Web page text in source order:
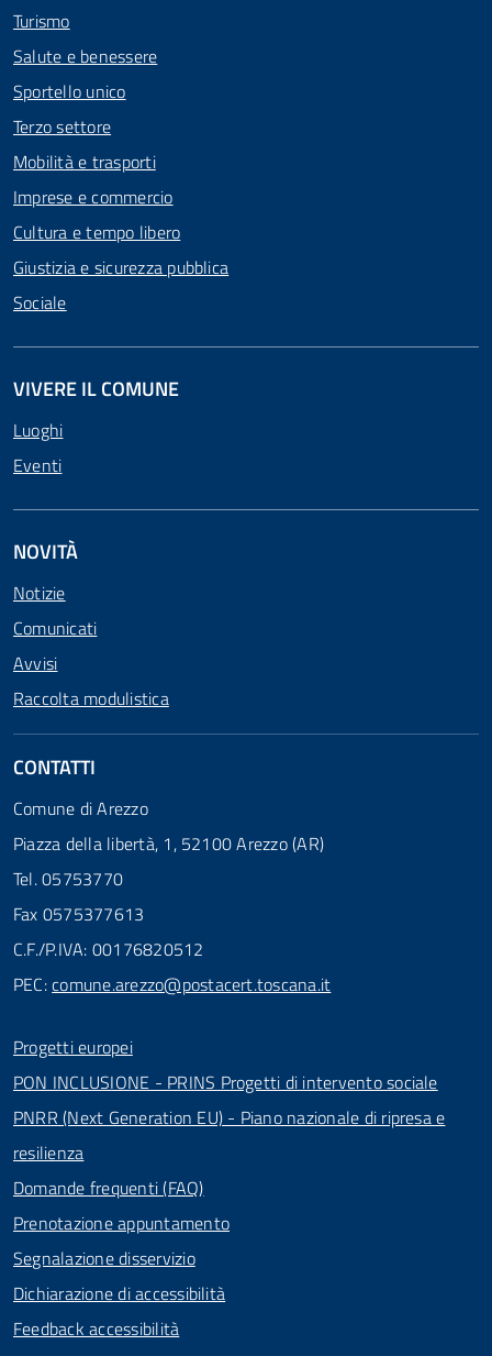
Turismo
Salute e benessere
Sportello unico
Terzo settore
Mobilità e trasporti
Imprese e commercio
Cultura e tempo libero
Giustizia e sicurezza pubblica
Sociale
VIVERE IL COMUNE
Luoghi
Eventi
NOVITÀ
Notizie
Comunicati
Avvisi
Raccolta modulistica
CONTATTI
Comune di Arezzo
Piazza della libertà, 1, 52100 Arezzo (AR)
Tel. 05753770
Fax 0575377613
C.F./P.IVA: 00176820512
PEC:comune.arezzo@postacert.toscana.it
Progetti europei
PON INCLUSIONE - PRINS Progetti di intervento sociale
PNRR (Next Generation EU) - Piano nazionale di ripresa e
resilienza
Domande frequenti (FAQ)
Prenotazione appuntamento
Segnalazione disservizio
Dichiarazione di accessibilità
Feedback accessibilità